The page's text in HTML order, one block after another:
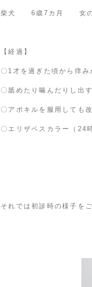
柴犬 6歳7カ月 女の子
【経過】
〇1才を過ぎた頃から痒み
〇舐めたり噛んだりし出
〇アポキルを服用しても
〇エリザベスカラー（24
それでは初診時の様子を